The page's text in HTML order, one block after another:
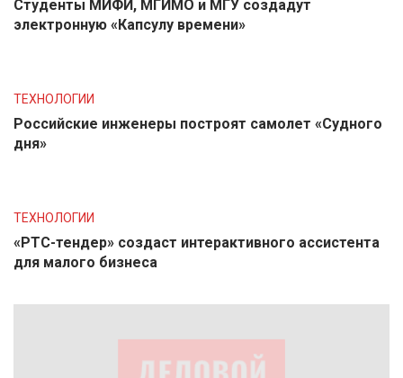
Студенты МИФИ, МГИМО и МГУ создадут
электронную «Капсулу времени»
ТЕХНОЛОГИИ
Российские инженеры построят самолет «Судного
дня»
ТЕХНОЛОГИИ
«РТС-тендер» создаст интерактивного ассистента
для малого бизнеса